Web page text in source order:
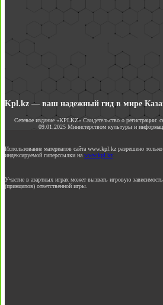
Kpl.kz — ваш надежный гид в мире
Сетевое издание «KPLKZ» Свидетельство о
09.01.2025 Министерством культуры и
Использование материалов сайта www.kpl.kz разрешено
индексируемой гиперссылки на www.kpl.kz
Участие в азартных играх может вызвать игровую
(принципов) ответственной игры.